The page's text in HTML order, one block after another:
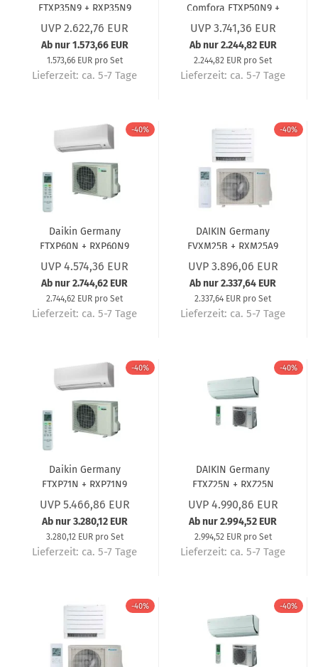
FTXP35N9 + RXP35N9
3,5 kW A++ R32 Split-
Klimaanlage – 5 Jahre
Garantie, leise
Invertergerät
UVP 2.622,76 EUR
Ab nur 1.573,66 EUR
1.573,66 EUR pro Set
Lieferzeit: ca. 5-7 Tage
Comfora FTXP50N9 +
RXP50N8 Wandgerät-
Set (5 Jahre Garantie)
5,0 kW
UVP 3.741,36 EUR
Ab nur 2.244,82 EUR
2.244,82 EUR pro Set
Lieferzeit: ca. 5-7 Tage
-40%
Daikin Germany
FTXP60N + RXP60N9
Wandgerät Comfora (5
Jahre Garantie) 6,0 kW
UVP 4.574,36 EUR
Ab nur 2.744,62 EUR
2.744,62 EUR pro Set
Lieferzeit: ca. 5-7 Tage
-40%
DAIKIN Germany
FVXM25B + RXM25A9
Truhengerät Perfera (5
Jahre Garantie) 2,4 kW
UVP 3.896,06 EUR
Ab nur 2.337,64 EUR
2.337,64 EUR pro Set
Lieferzeit: ca. 5-7 Tage
-40%
Daikin Germany
FTXP71N + RXP71N9
Wandgerät Comfora (5
Jahre Garantie) 7,1 kW
UVP 5.466,86 EUR
Ab nur 3.280,12 EUR
3.280,12 EUR pro Set
Lieferzeit: ca. 5-7 Tage
-40%
DAIKIN Germany
FTXZ25N + RXZ25N
Wandgerät Set Ururu
Sarara (5 Jahre
Garantie) 2,5 kW
UVP 4.990,86 EUR
Ab nur 2.994,52 EUR
2.994,52 EUR pro Set
Lieferzeit: ca. 5-7 Tage
-40% -40%